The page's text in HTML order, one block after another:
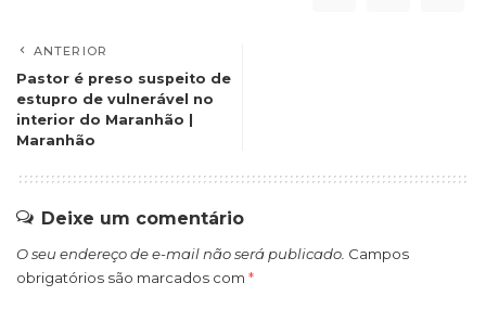
ANTERIOR
Pastor é preso suspeito de
estupro de vulnerável no
interior do Maranhão |
Maranhão
Deixe um comentário
O seu endereço de e-mail não será publicado. Campos
obrigatórios são marcados com *